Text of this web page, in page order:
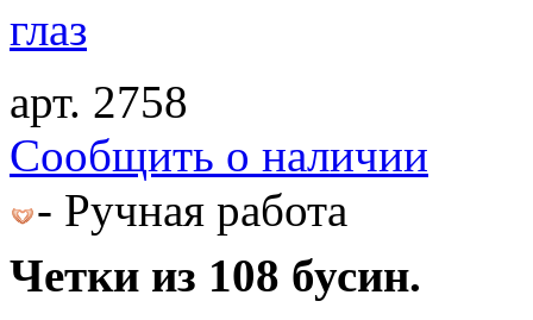
арт. 2758
Cообщить о наличии
- Ручная работа
Четки из 108 бусин.